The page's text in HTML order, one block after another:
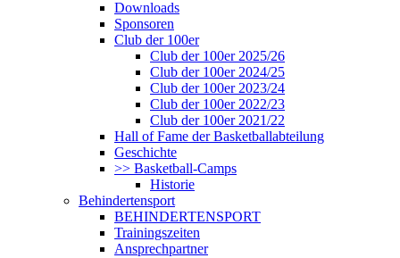
Downloads
Sponsoren
Club der 100er
Club der 100er 2025/26
Club der 100er 2024/25
Club der 100er 2023/24
Club der 100er 2022/23
Club der 100er 2021/22
Hall of Fame der Basketballabteilung
Geschichte
>> Basketball-Camps
Historie
Behindertensport
BEHINDERTENSPORT
Trainingszeiten
Ansprechpartner